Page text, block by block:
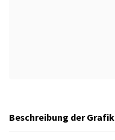
Beschreibung der Grafik